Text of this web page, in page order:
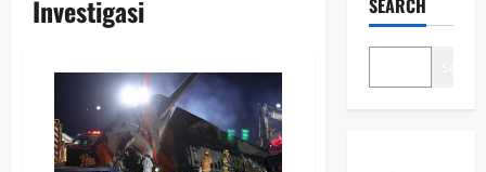
Investigasi SEARCH